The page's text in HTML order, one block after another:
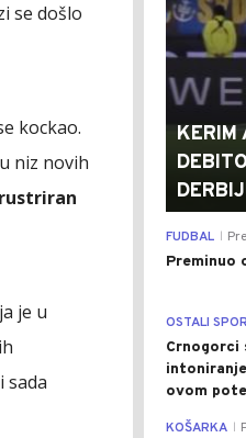
se došlo
kockao.
niz novih
je u
sada
KERIM
FUDBAL
Preminuo
OSTALI
Crnogorci
ovom
KOŠARKA